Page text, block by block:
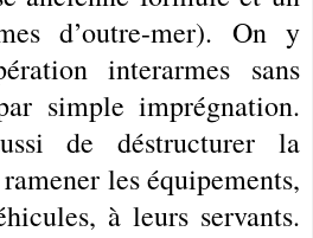
d’outre-mer). On y
interarmes sans
simple imprégnation.
de déstructurer la
les équipements,
à leurs servants.